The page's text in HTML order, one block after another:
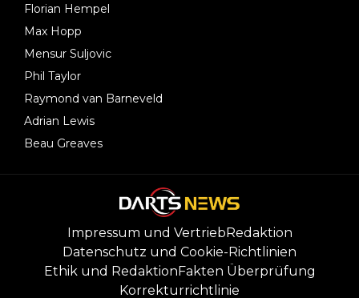
Florian Hempel
Max Hopp
Mensur Suljovic
Phil Taylor
Raymond van Barneveld
Adrian Lewis
Beau Greaves
Impressum und VertriebRedaktion
Datenschutz und Cookie-Richtlinien
Ethik und RedaktionFakten Überprüfung
Korrekturrichtlinie